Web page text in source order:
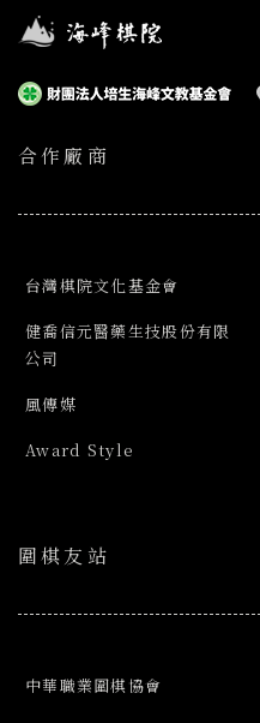
合作廠商
台灣棋院文化基金會
健喬信元醫藥生技股份有限
公司
風傳媒
Award Style
圍棋友站
中華職業圍棋協會